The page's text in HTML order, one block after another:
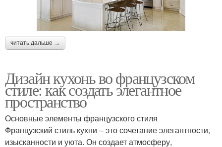
читать дальше →
Дизайн кухонь во французском
стиле: как создать элегантное
пространство
Основные элементы французского стиля
Французский стиль кухни – это сочетание элегантности,
изысканности и уюта. Он создает атмосферу,